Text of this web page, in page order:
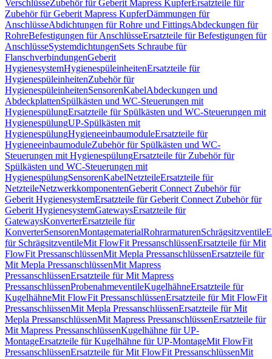
VerschlüsseZubehör für Geberit Mapress KupferErsatzteile für
Zubehör für Geberit Mapress KupferDämmungen für
AnschlüsseAbdichtungen für Rohre und FittingsAbdeckungen für
RohreBefestigungen für AnschlüsseErsatzteile für Befestigungen für
AnschlüsseSystemdichtungenSets Schraube für
FlanschverbindungenGeberit
HygienesystemHygienespüleinheitenErsatzteile für
HygienespüleinheitenZubehör für
HygienespüleinheitenSensorenKabelAbdeckungen und
AbdeckplattenSpülkästen und WC-Steuerungen mit
HygienespülungErsatzteile für Spülkästen und WC-Steuerungen mit
HygienespülungUP-Spülkästen mit
HygienespülungHygieneeinbaumoduleErsatzteile für
HygieneeinbaumoduleZubehör für Spülkästen und WC-
Steuerungen mit HygienespülungErsatzteile für Zubehör für
Spülkästen und WC-Steuerungen mit
HygienespülungSensorenKabelNetzteileErsatzteile für
NetzteileNetzwerkkomponentenGeberit Connect Zubehör für
Geberit HygienesystemErsatzteile für Geberit Connect Zubehör für
Geberit HygienesystemGatewaysErsatzteile für
GatewaysKonverterErsatzteile für
KonverterSensorenMontagematerialRohrarmaturenSchrägsitzventile
für SchrägsitzventileMit FlowFit PressanschlüssenErsatzteile für Mit
FlowFit PressanschlüssenMit Mepla PressanschlüssenErsatzteile für
Mit Mepla PressanschlüssenMit Mapress
PressanschlüssenErsatzteile für Mit Mapress
PressanschlüssenProbenahmeventileKugelhähneErsatzteile für
KugelhähneMit FlowFit PressanschlüssenErsatzteile für Mit FlowFit
PressanschlüssenMit Mepla PressanschlüssenErsatzteile für Mit
Mepla PressanschlüssenMit Mapress PressanschlüssenErsatzteile für
Mit Mapress PressanschlüssenKugelhähne für UP-
MontageErsatzteile für Kugelhähne für UP-MontageMit FlowFit
PressanschlüssenErsatzteile für Mit FlowFit PressanschlüssenMit